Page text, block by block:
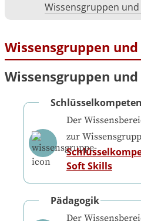
Wissensgruppen
Wissensgruppen
Wissensgruppen
Der
zur
Soft Skills
Pädagogik
Der